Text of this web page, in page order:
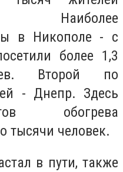
Наиболее
в Никополе - с
более 1,3
Второй по
- Днепр. Здесь
обогрева
тысячи человек.
в пути, также